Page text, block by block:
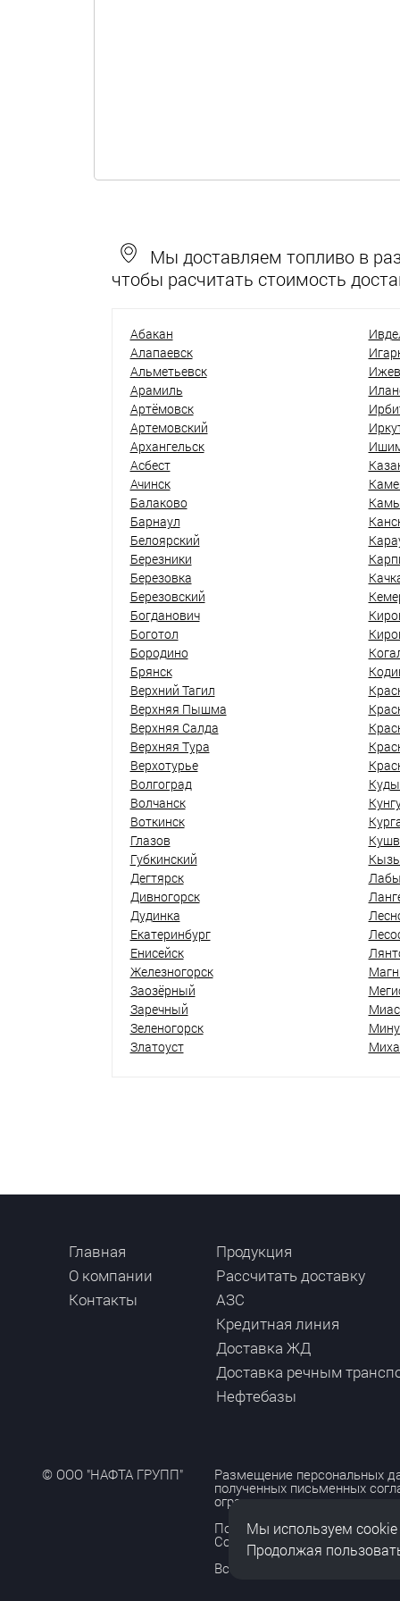
Мы доставляем топливо в
чтобы расчитать стоимость
Абакан
Алапаевск
Альметьевск
Арамиль
Артёмовск
Артемовский
Архангельск
Асбест
Ачинск
Балаково
Барнаул
Белоярский
Березники
Березовка
Березовский
Богданович
Боготол
Бородино
Брянск
Верхний Тагил
Верхняя Пышма
Верхняя Салда
Верхняя Тура
Верхотурье
Волгоград
Волчанск
Воткинск
Глазов
Губкинский
Дегтярск
Дивногорск
Дудинка
Екатеринбург
Енисейск
Железногорск
Заозёрный
Заречный
Зеленогорск
Златоуст
Главная
О компании
Контакты
Продукция
Рассчитать доставку
АЗС
Кредитная линия
Доставка ЖД
Доставка речным
Нефтебазы
© ООО "НАФТА ГРУПП" Размещение персональных
полученных письменных
ограничено и допускается
Политика обработки
Согласие на обработку
Все права защищены
Мы используем cookie
Продолжая